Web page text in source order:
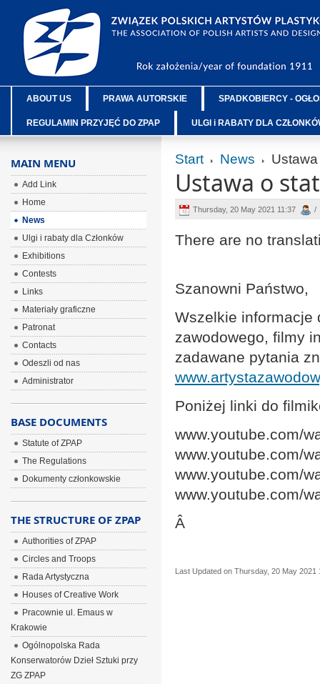
ABOUT US PRAWA AUTORSKIE SPADKOBIERCY -
REGULAMIN PRZYJĘĆ DO ZPAP ULGI i RABATY DLA
Start News
Ustawa o
Thursday, 20 May 2021 11:37 /
There are no
Szanowni Państwo,
Wszelkie informacje
zawodowego, filmy
zadawane pytania
Poniżej linki do
www.youtube.com/
www.youtube.com/
www.youtube.com/
www.youtube.com/
Â
Last Updated on Thursday, 20 May 2021
MAIN MENU
Add Link
Home
News
Ulgi i rabaty dla Członków
Exhibitions
Contests
Links
Materiały graficzne
Patronat
Contacts
Odeszli od nas
Administrator
BASE DOCUMENTS
Statute of ZPAP
The Regulations
Dokumenty członkowskie
THE STRUCTURE OF ZPAP
Authorities of ZPAP
Circles and Troops
Rada Artystyczna
Houses of Creative Work
Pracownie ul. Emaus w
Krakowie
Ogólnopolska Rada
Konserwatorów Dzieł Sztuki przy
ZG ZPAP